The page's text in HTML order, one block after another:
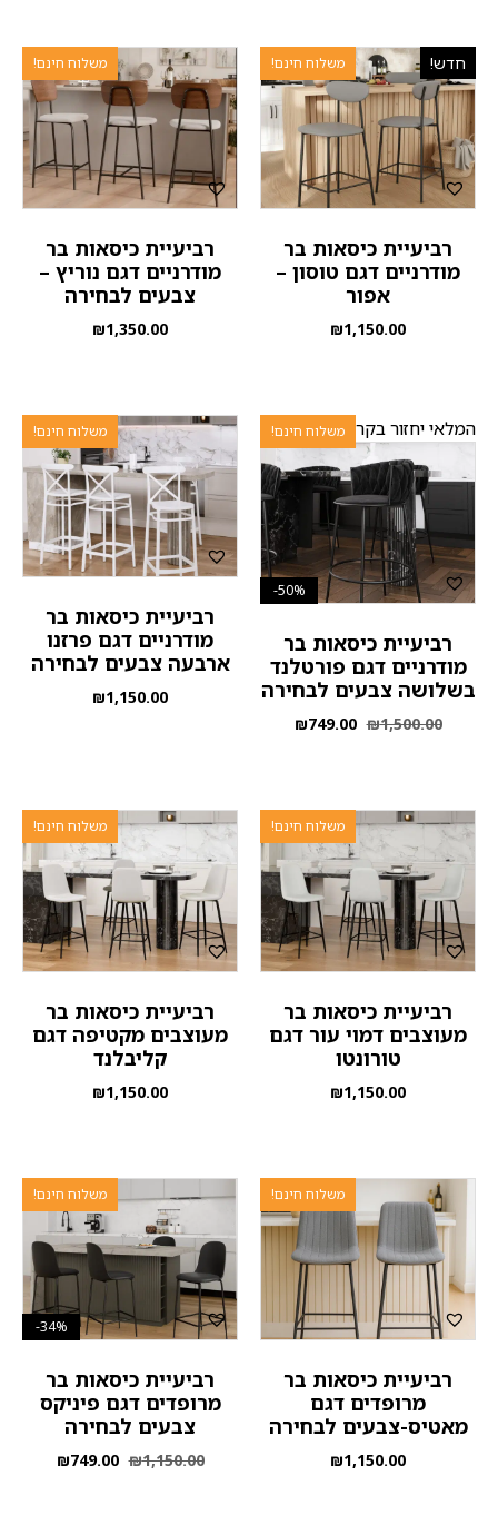
משלוח חינם! חדש!
רביעיית כיסאות בר
מודרניים דגם טוסון –
אפור
₪1,150.00
משלוח חינם!
רביעיית כיסאות בר
מודרניים דגם נוריץ –
צבעים לבחירה
₪1,350.00
משלוח חינם!המלאי יחזור בקרוב
50%-
רביעיית כיסאות בר
מודרניים דגם פורטלנד
בשלושה צבעים לבחירה
₪1,500.00
₪749.00
משלוח חינם!
רביעיית כיסאות בר
מודרניים דגם פרזנו
ארבעה צבעים לבחירה
₪1,150.00
משלוח חינם!
רביעיית כיסאות בר
מעוצבים דמוי עור דגם
טורונטו
₪1,150.00
משלוח חינם!
רביעיית כיסאות בר
מעוצבים מקטיפה דגם
קליבלנד
₪1,150.00
משלוח חינם!
רביעיית כיסאות בר
מרופדים דגם
מאטיס-צבעים לבחירה
₪1,150.00
משלוח חינם!
34%-
רביעיית כיסאות בר
מרופדים דגם פיניקס
צבעים לבחירה
₪1,150.00
₪749.00